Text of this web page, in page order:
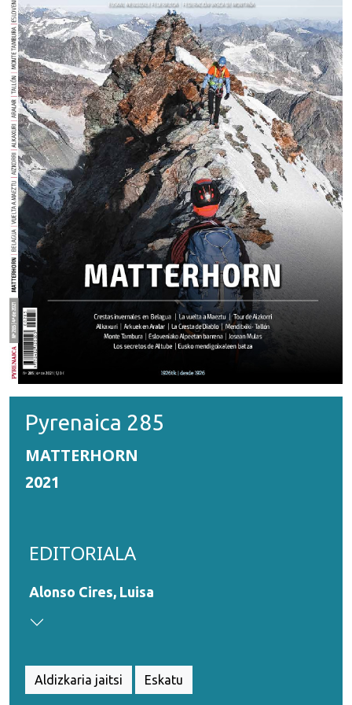
Pyrenaica 285
MATTERHORN
2021
EDITORIALA
Alonso Cires, Luisa
Aldizkaria jaitsi Eskatu